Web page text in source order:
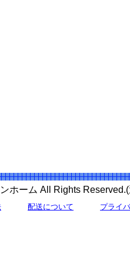
ホーム All Rights
配送について プライ